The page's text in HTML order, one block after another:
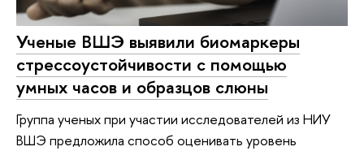
Ученые ВШЭ выявили биомаркеры
стрессоустойчивости с помощью
умных часов и образцов слюны
Группа ученых при участии исследователей из НИУ
ВШЭ предложила способ оценивать уровень